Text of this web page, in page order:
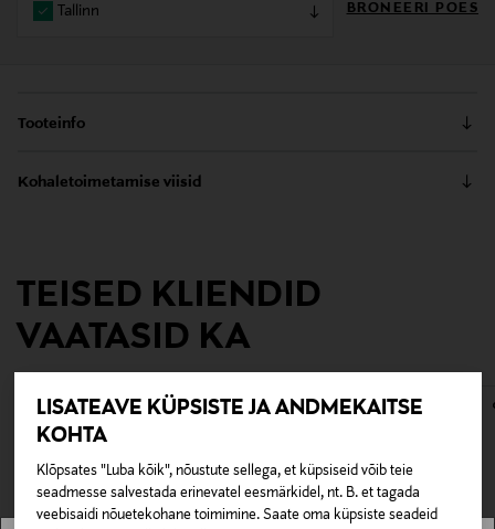
LISATEAVE KÜPSISTE JA ANDMEKAITSE
KOHTA
Klõpsates "Luba kõik", nõustute sellega, et küpsiseid võib teie
seadmesse salvestada erinevatel eesmärkidel, nt. B. et tagada
veebisaidi nõuetekohane toimimine. Saate oma küpsiste seadeid
Tallinn BRONEERI POES
Tooteinfo
roostevabast terasest filterplaat. Tihendid ja filterplaat
Tootenumber
117370485
Tootjamaa
ITAALIA
Kohaletoimetamise viisid
Tarnimine pakiautomaati või postkontorisse
TEISED KLIENDID
VAATASID KA